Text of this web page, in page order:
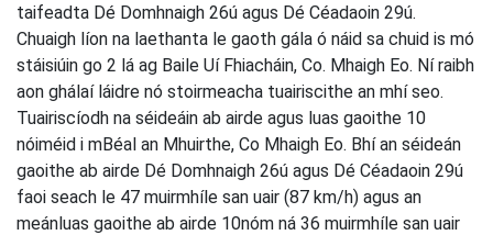
taifeadta Dé Domhnaigh 26ú agus Dé Céadaoin 29ú.
Chuaigh líon na laethanta le gaoth gála ó náid sa chuid is mó
stáisiúin go 2 lá ag Baile Uí Fhiacháin, Co. Mhaigh Eo. Ní raibh
aon ghálaí láidre nó stoirmeacha tuairiscithe an mhí seo.
Tuairiscíodh na séideáin ab airde agus luas gaoithe 10
nóiméid i mBéal an Mhuirthe, Co Mhaigh Eo. Bhí an séideán
gaoithe ab airde Dé Domhnaigh 26ú agus Dé Céadaoin 29ú
faoi seach le 47 muirmhíle san uair (87 km/h) agus an
meánluas gaoithe ab airde 10nóm ná 36 muirmhíle san uair